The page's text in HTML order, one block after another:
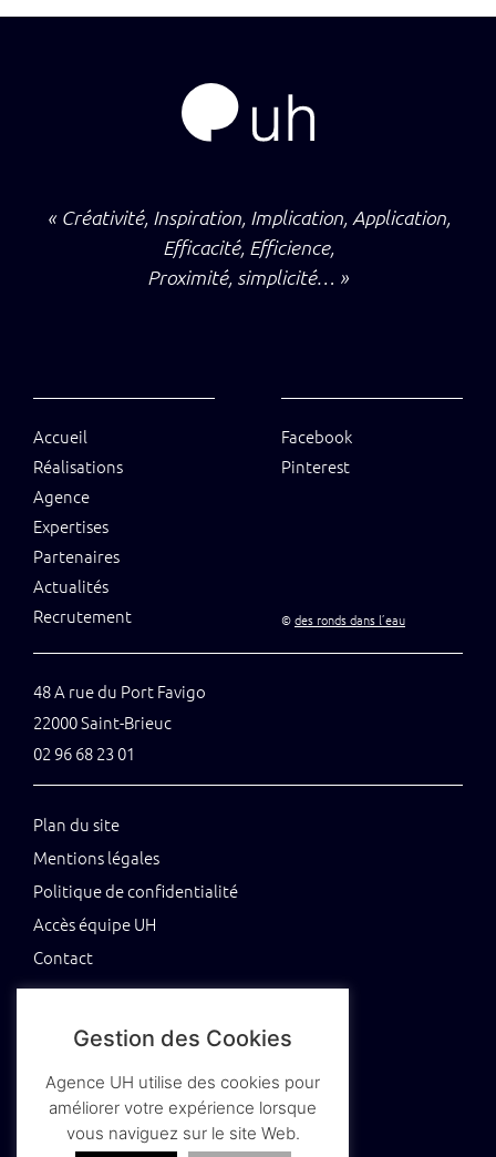
« Créativité, Inspiration, Implication, Application,
Efficacité, Efficience,
Proximité, simplicité… »
Plan du site
Mentions légales
Politique de confidentialité
Accès équipe UH
Contact
Tenez-vous au jus grâce à notre newsletter
48 A rue du Port Favigo
22000 Saint-Brieuc
02 96 68 23 01
Accueil
Réalisations
Agence
Expertises
Partenaires
Actualités
Recrutement
Facebook
Pinterest
©des ronds dans l’eau
Gestion des Cookies
Agence UH utilise des cookies pour
améliorer votre expérience lorsque
vous naviguez sur le site Web.